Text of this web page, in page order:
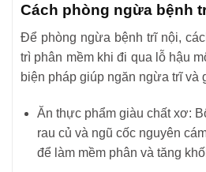
Cách phòng ngừa bệnh
Để phòng ngừa bệnh trĩ nội,
trì phân mềm khi đi qua lỗ hậu
biện pháp giúp ngăn ngừa trĩ và
Ăn thực phẩm giàu chất xơ:
rau củ và ngũ cốc nguyên
để làm mềm phân và tăng